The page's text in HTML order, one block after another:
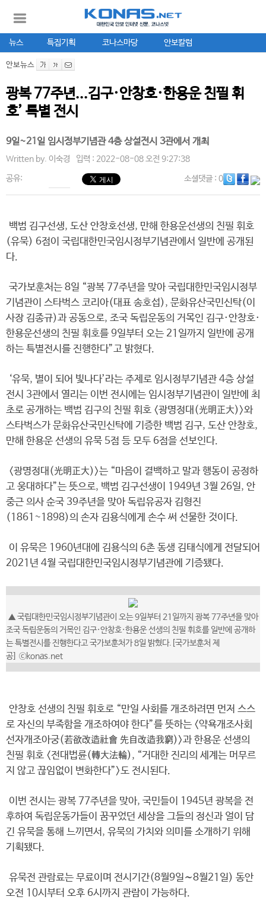
뉴스 특집기획 코나스마당 안보칼럼
안보뉴스
광복 77주년...김구·안창호·한용운 친필 휘
호’ 특별 전시
9일~21일 임시정부기념관 4층 상설전시 3관에서 개최
Written by. 이숙경 입력 : 2022-08-08 오전 9:27:38
공유: 소셜댓글: 0
백범 김구선생, 도산 안창호선생, 만해 한용운선생의 친필 휘호
(유묵) 6점이 국립대한민국임시정부기념관에서 일반에 공개된
다.
국가보훈처는 8일 “광복 77주년을 맞아 국립대한민국임시정부
기념관이 스타벅스 코리아(대표 송호섭), 문화유산국민신탁(이
사장 김종규)과 공동으로, 조국 독립운동의 거목인 김구·안창호·
한용운선생의 친필 휘호를 9일부터 오는 21일까지 일반에 공개
하는 특별전시를 진행한다”고 밝혔다.
‘유묵, 별이 되어 빛나다’라는 주제로 임시정부기념관 4층 상설
전시 3관에서 열리는 이번 전시에는 임시정부기념관이 일반에 최
초로 공개하는 백범 김구의 친필 휘호 <광명정대(光明正大)>와
스타벅스가 문화유산국민신탁에 기증한 백범 김구, 도산 안창호,
만해 한용운 선생의 유묵 5점 등 모두 6점을 선보인다.
<광명정대(光明正大)>는 “마음이 결백하고 말과 행동이 공정하
고 웅대하다”는 뜻으로, 백범 김구선생이 1949년 3월 26일, 안
중근 의사 순국 39주년을 맞아 독립유공자 김형진
(1861~1898)의 손자 김용식에게 손수 써 선물한 것이다.
이 유묵은 1960년대에 김용식의 6촌 동생 김태식에게 전달되어
2021년 4월 국립대한민국임시정부기념관에 기증됐다.
▲ 국립대한민국임시정부기념관이 오는 9일부터 21일까지 광복 77주년을 맞아
조국 독립운동의 거목인 김구·안창호·한용운 선생의 친필 휘호를 일반에 공개하
는 특별전시를 진행한다고 국가보훈처가 8일 밝혔다.[국가보훈처 제
공] ⓒkonas.net
안창호 선생의 친필 휘호로 “만일 사회를 개조하려면 먼저 스스
로 자신의 부족함을 개조하여야 한다”를 뜻하는 <약욕개조사회
선자개조아궁(若欲改造社會 先自改造我窮)>과 한용운 선생의
친필 휘호 <전대법륜(轉大法輪), “거대한 진리의 세계는 머무르
지 않고 끊임없이 변화한다”>도 전시된다.
이번 전시는 광복 77주년을 맞아, 국민들이 1945년 광복을 전
후하여 독립운동가들이 꿈꾸었던 세상을 그들의 정신과 얼이 담
긴 유묵을 통해 느끼면서, 유묵의 가치와 의미를 소개하기 위해
기획됐다.
유묵전 관람료는 무료이며 전시기간(8월9일∼8월21일) 동안
오전 10시부터 오후 6시까지 관람이 가능하다.